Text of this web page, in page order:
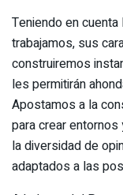
Teniendo en
trabajamos, sus
construiremos
les permitirán
Apostamos a la
para crear
la diversidad de
adaptados a las